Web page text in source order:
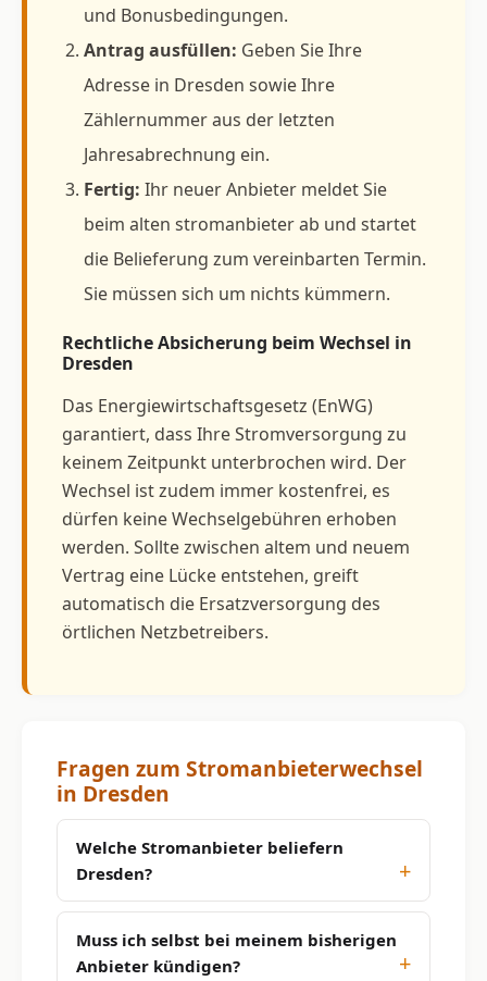
und Bonusbedingungen.
Antrag ausfüllen: Geben Sie Ihre
Adresse in Dresden sowie Ihre
Zählernummer aus der letzten
Jahresabrechnung ein.
Fertig: Ihr neuer Anbieter meldet Sie
beim alten stromanbieter ab und startet
die Belieferung zum vereinbarten Termin.
Sie müssen sich um nichts kümmern.
Rechtliche Absicherung beim Wechsel in
Dresden
Das Energiewirtschaftsgesetz (EnWG)
garantiert, dass Ihre Stromversorgung zu
keinem Zeitpunkt unterbrochen wird. Der
Wechsel ist zudem immer kostenfrei, es
dürfen keine Wechselgebühren erhoben
werden. Sollte zwischen altem und neuem
Vertrag eine Lücke entstehen, greift
automatisch die Ersatzversorgung des
örtlichen Netzbetreibers.
Fragen zum Stromanbieterwechsel
in Dresden
Welche Stromanbieter beliefern
Dresden?
Muss ich selbst bei meinem bisherigen
Anbieter kündigen?